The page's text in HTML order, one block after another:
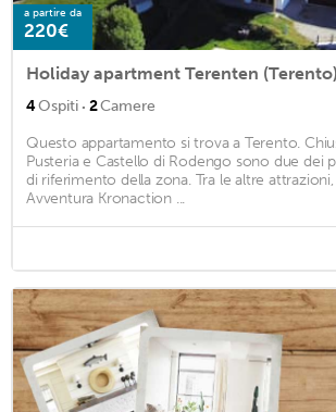
a partire da
220€
4Ospiti · 2Camere
Questo appartamento si trova a Terento.
Pusteria e Castello di Rodengo sono due dei
di riferimento della zona. Tra le altre
Avventura Kronaction ...